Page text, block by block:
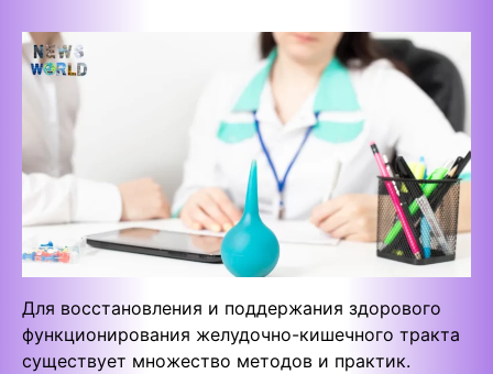
Для восстановления и поддержания здорового
функционирования желудочно-кишечного тракта
существует множество методов и практик.